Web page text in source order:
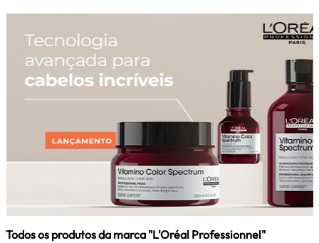
Todos os produtos da marca "L'Oréal Professionnel"